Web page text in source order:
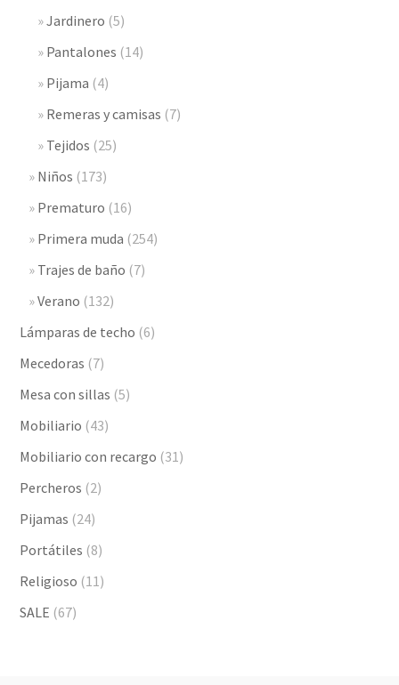
Jardinero (5)
Pantalones (14)
Pijama (4)
Remeras y camisas (7)
Tejidos (25)
Niños (173)
Prematuro (16)
Primera muda (254)
Trajes de baño (7)
Verano (132)
Lámparas de techo (6)
Mecedoras (7)
Mesa con sillas (5)
Mobiliario (43)
Mobiliario con recargo (31)
Percheros (2)
Pijamas (24)
Portátiles (8)
Religioso (11)
SALE (67)